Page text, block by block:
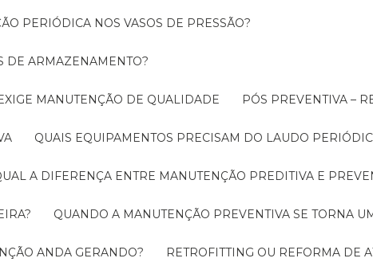
PERIÓDICA NOS VASOS DE PRESSÃO?
DE ARMAZENAMENTO?
MANUTENÇÃO DE QUALIDADE PÓS PREVENTIVA –
QUAIS EQUIPAMENTOS PRECISAM DO LAUDO
QUAL A DIFERENÇA ENTRE MANUTENÇÃO PREDITIVA E
QUANDO A MANUTENÇÃO PREVENTIVA SE TORNA
ANDA GERANDO? RETROFITTING OU REFORMA DE